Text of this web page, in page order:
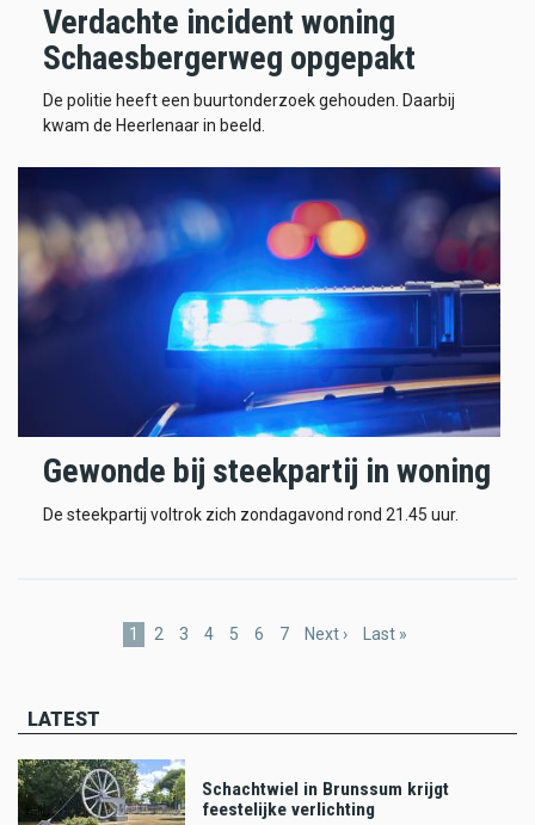
Verdachte incident woning
Schaesbergerweg opgepakt
De politie heeft een buurtonderzoek gehouden. Daarbij
kwam de Heerlenaar in beeld.
Gewonde bij steekpartij in woning
De steekpartij voltrok zich zondagavond rond 21.45 uur.
Current
1 Page
2 Page
3 Page
4 Page
5 Page
6 Page
7
Next
Next ›
Last
Last »
LATEST
Schachtwiel in Brunssum krijgt
feestelijke verlichting